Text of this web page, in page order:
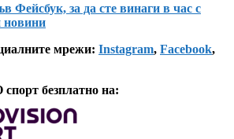
Фейсбук, за да сте винаги в час с
новини
мрежи: Instagram, Facebook,
безплатно на: